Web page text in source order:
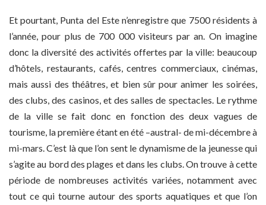
Et pourtant, Punta del Este n’enregistre que 7500 résidents à
l’année, pour plus de 700 000 visiteurs par an. On imagine
donc la diversité des activités offertes par la ville: beaucoup
d’hôtels, restaurants, cafés, centres commerciaux, cinémas,
mais aussi des théâtres, et bien sûr pour animer les soirées,
des clubs, des casinos, et des salles de spectacles. Le rythme
de la ville se fait donc en fonction des deux vagues de
tourisme, la première étant en été –austral- de mi-décembre à
mi-mars. C’est là que l’on sent le dynamisme de la jeunesse qui
s’agite au bord des plages et dans les clubs. On trouve à cette
période de nombreuses activités variées, notamment avec
tout ce qui tourne autour des sports aquatiques et que l’on